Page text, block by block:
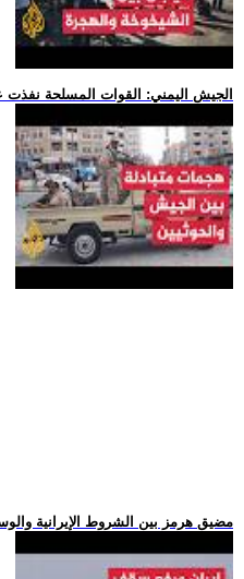
.. الجيش اليمني: القوات المسلحة
.. مضيق هرمز بين الشروط الإيرانية